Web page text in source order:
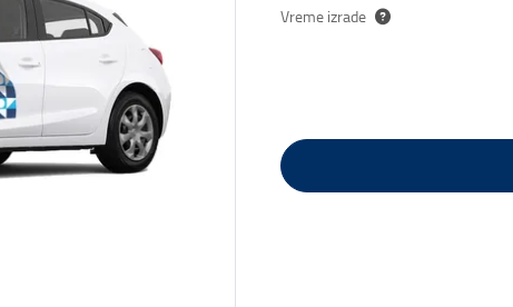
Vreme izrade